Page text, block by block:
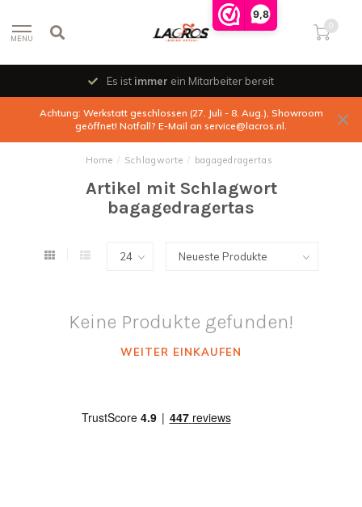
9,8
MENU
0
Es ist immer ein Mitarbeiter bereit
Achtung: Werkstatt geschlossen (27. Juli - 8. Aug.), Showroom
geöffnet! Notfall? E-Mail an service@lacros.nl.
Home / Schlagworte / bagagedragertas
Artikel mit Schlagwort
bagagedragertas
Keine Produkte gefunden!
WEITER EINKAUFEN